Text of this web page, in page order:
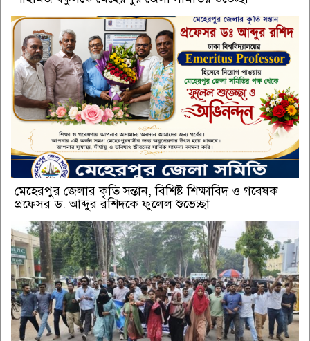
মেহেরপুর জেলার কৃতি সন্তান, বিশিষ্ট শিক্ষাবিদ ও গবেষক
প্রফেসর ড. আব্দুর রশিদকে ফুলেল শুভেচ্ছা